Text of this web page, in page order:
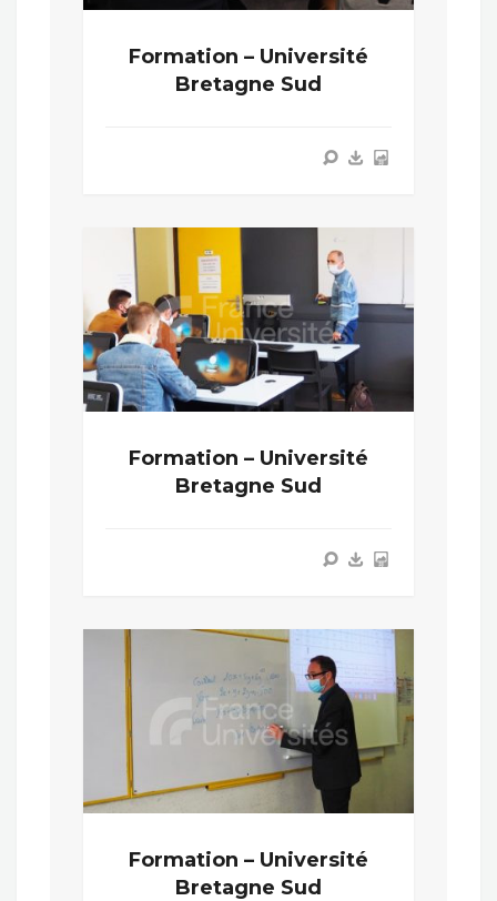
Formation – Université
Bretagne Sud
Formation – Université
Bretagne Sud
Formation – Université
Bretagne Sud